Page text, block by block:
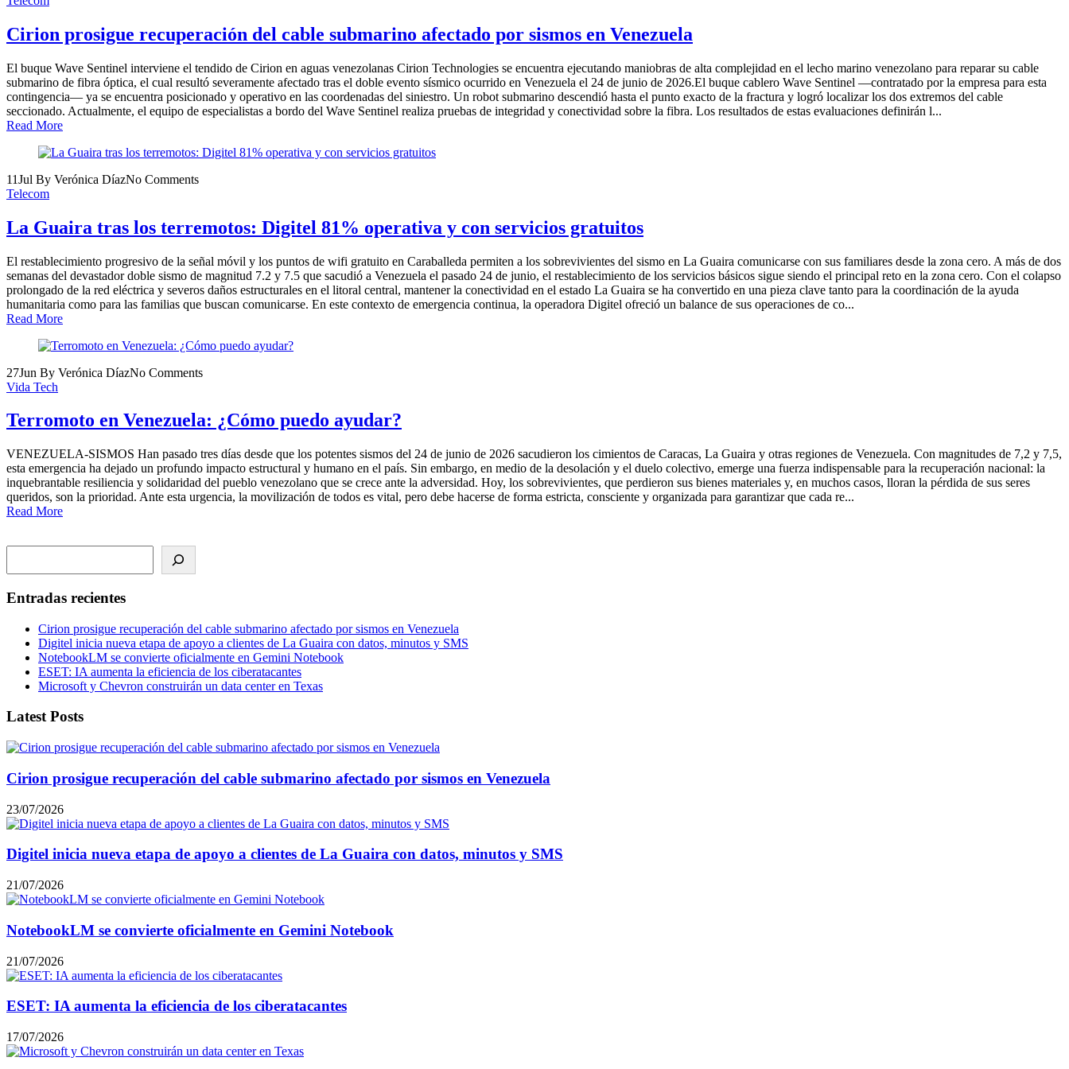
Cirion prosigue recuperación del cable submarino afectado por sismos en Venezuela
El buque Wave Sentinel interviene el tendido de Cirion en aguas venezolanas Cirion Technologies se encuentra ejecutando maniobras de alta complejidad en el lecho marino venezolano para reparar su cable
submarino de fibra óptica, el cual resultó severamente afectado tras el doble evento sísmico ocurrido en Venezuela el 24 de junio de 2026.El buque cablero Wave Sentinel —contratado por la empresa para esta
contingencia— ya se encuentra posicionado y operativo en las coordenadas del siniestro. Un robot submarino descendió hasta el punto exacto de la fractura y logró localizar los dos extremos del cable
seccionado. Actualmente, el equipo de especialistas a bordo del Wave Sentinel realiza pruebas de integridad y conectividad sobre la fibra. Los resultados de estas evaluaciones definirán l...
Read More
11Jul By Verónica DíazNo Comments
Telecom
La Guaira tras los terremotos: Digitel 81% operativa y con servicios gratuitos
El restablecimiento progresivo de la señal móvil y los puntos de wifi gratuito en Caraballeda permiten a los sobrevivientes del sismo en La Guaira comunicarse con sus familiares desde la zona cero. A más de dos
semanas del devastador doble sismo de magnitud 7.2 y 7.5 que sacudió a Venezuela el pasado 24 de junio, el restablecimiento de los servicios básicos sigue siendo el principal reto en la zona cero. Con el colapso
prolongado de la red eléctrica y severos daños estructurales en el litoral central, mantener la conectividad en el estado La Guaira se ha convertido en una pieza clave tanto para la coordinación de la ayuda
humanitaria como para las familias que buscan comunicarse. En este contexto de emergencia continua, la operadora Digitel ofreció un balance de sus operaciones de co...
Read More
27Jun By Verónica DíazNo Comments
Vida Tech
Terromoto en Venezuela: ¿Cómo puedo ayudar?
VENEZUELA-SISMOS Han pasado tres días desde que los potentes sismos del 24 de junio de 2026 sacudieron los cimientos de Caracas, La Guaira y otras regiones de Venezuela. Con magnitudes de 7,2 y 7,5,
esta emergencia ha dejado un profundo impacto estructural y humano en el país. Sin embargo, en medio de la desolación y el duelo colectivo, emerge una fuerza indispensable para la recuperación nacional: la
inquebrantable resiliencia y solidaridad del pueblo venezolano que se crece ante la adversidad. Hoy, los sobrevivientes, que perdieron sus bienes materiales y, en muchos casos, lloran la pérdida de sus seres
queridos, son la prioridad. Ante esta urgencia, la movilización de todos es vital, pero debe hacerse de forma estricta, consciente y organizada para garantizar que cada re...
Read More
Entradas recientes
Cirion prosigue recuperación del cable submarino afectado por sismos en Venezuela
Digitel inicia nueva etapa de apoyo a clientes de La Guaira con datos, minutos y SMS
NotebookLM se convierte oficialmente en Gemini Notebook
ESET: IA aumenta la eficiencia de los ciberatacantes
Microsoft y Chevron construirán un data center en Texas
Latest Posts
Cirion prosigue recuperación del cable submarino afectado por sismos en Venezuela
23/07/2026
Digitel inicia nueva etapa de apoyo a clientes de La Guaira con datos, minutos y SMS
21/07/2026
NotebookLM se convierte oficialmente en Gemini Notebook
21/07/2026
ESET: IA aumenta la eficiencia de los ciberatacantes
17/07/2026